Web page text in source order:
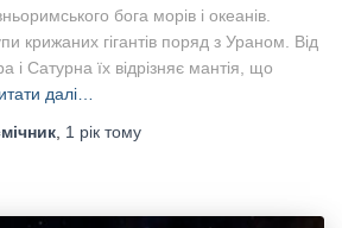
бога морів і океанів.
крижаних гігантів поряд з Ураном. Від
і Сатурна їх відрізняє мантія, що
далі…
1 рік тому